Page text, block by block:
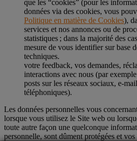
que les “cookies” (pour les
données via des cookies, vous
Politique en matière de Cookies),
services et nos annonces ou de
statistiques ; dans la majorité des
mesure de vous identifier sur base
techniques.
votre feedback, vos demandes,
interactions avec nous (par
posts sur les réseaux sociaux, e-
téléphoniques).
Les données personnelles vous
lorsque vous utilisez le Site web ou
toute autre façon une quelconque
personnelle, sont dûment protégées et